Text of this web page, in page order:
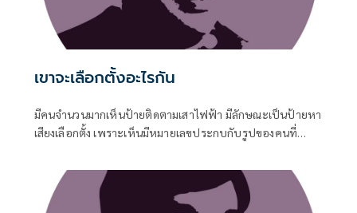
เขาจะเลือกตั้งอะไรกัน
มีคนจำนวนมากเห็นป้ายติดตามเสาไฟฟ้า มีลักษณะเป็นป้ายหา
เสียงเลือกตั้ง เพราะเห็นมีหมายเลขประกบกับรูปของคนที่
ตั้งผู้ว่าฯ